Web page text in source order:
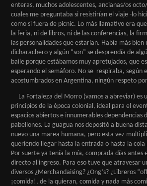
enteras, muchos adolescentes, ancianas/os
cuales me preguntaba si resistirían el viaje -lo
como si fuera de picnic. Lo más llamativo era
la feria, ni de libros, ni de las conferencias, la
las personalidades que estarían. Había más bien
dicharachero y algún “son” se desprendía de
baile porque estábamos muy apretujados, que
esperando el semáforo. No se respiraba, según
acostumbrados en Argentina, ningún respeto
La Fortaleza del Morro (vamos a abreviar) es
principios de la época colonial, ideal para el
espacios abiertos e innumerables dependencias
pabellones. La guagua nos depositó a buena
nuevo una marea humana, pero esta vez
queriendo llegar hasta la entrada o hasta la
Por suerte ya tenía la mía, comprada días antes
directo al ingreso. Para eso tuve que atravesar
diversos ¿Merchandaising? ¿Ong’s? ¿Libreros
¡comida!, de la quieran, comida y nada más